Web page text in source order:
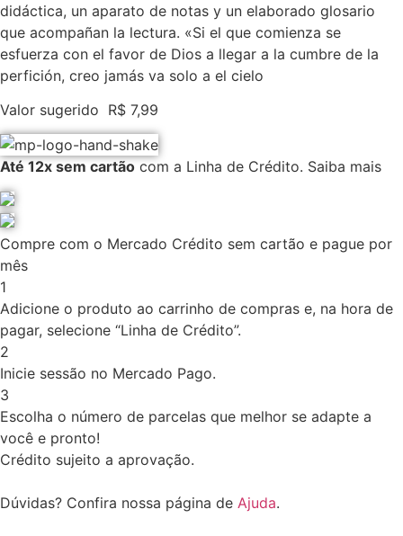
didáctica, un aparato de notas y un elaborado glosario
que acompañan la lectura. «Si el que comienza se
esfuerza con el favor de Dios a llegar a la cumbre de la
perfición, creo jamás va solo a el cielo
Valor sugerido R$ 7,99
Até 12x sem cartão com a Linha de Crédito. Saiba mais
Compre com o Mercado Crédito sem cartão e pague por
mês
1
Adicione o produto ao carrinho de compras e, na hora de
pagar, selecione “Linha de Crédito”.
2
Inicie sessão no Mercado Pago.
3
Escolha o número de parcelas que melhor se adapte a
você e pronto!
Crédito sujeito a aprovação.
Dúvidas? Confira nossa página de Ajuda.